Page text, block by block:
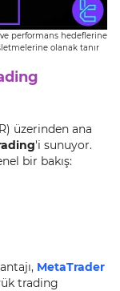
performans hedeflerine
olanak tanır
üzerinden ana
'i sunuyor.
bir bakış:
MetaTrader
trading